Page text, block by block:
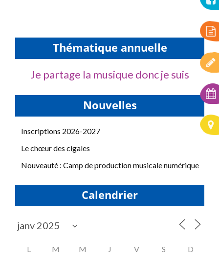
Thématique annuelle
Je partage la musique donc je suis
Nouvelles
Inscriptions 2026-2027
Le chœur des cigales
Nouveauté : Camp de production musicale numérique
Calendrier
L M M J V S D